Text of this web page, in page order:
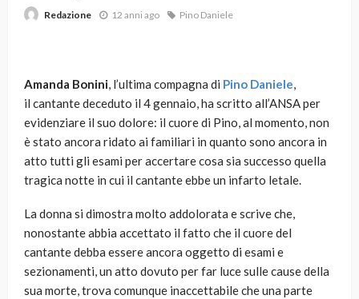
Redazione 12 anni ago Pino Daniele
Amanda Bonini, l’ultima compagna di Pino Daniele,
il cantante deceduto il 4 gennaio, ha scritto all’ANSA per
evidenziare il suo dolore: il cuore di Pino, al momento, non
è stato ancora ridato ai familiari in quanto sono ancora in
atto tutti gli esami per accertare cosa sia successo quella
tragica notte in cui il cantante ebbe un infarto letale.
La donna si dimostra molto addolorata e scrive che,
nonostante abbia accettato il fatto che il cuore del
cantante debba essere ancora oggetto di esami e
sezionamenti, un atto dovuto per far luce sulle cause della
sua morte, trova comunque inaccettabile che una parte